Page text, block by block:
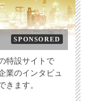
SPONSORED
特設サイトで
業のインタビュ
きます。